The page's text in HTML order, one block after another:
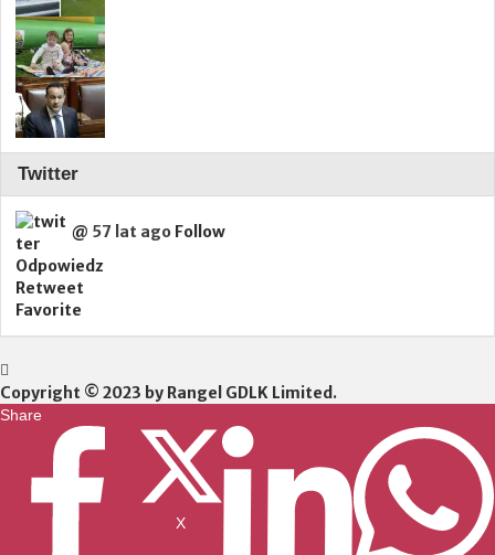
Twitter
@ 57 lat ago Follow
Odpowiedz
Retweet
Favorite
Copyright © 2023 by Rangel GDLK Limited.
Share
X